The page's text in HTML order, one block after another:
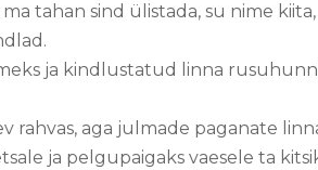
tahan sind ülistada, su nime
ja kindlustatud linna
rahvas, aga julmade paganate
ja pelgupaigaks vaesele ta